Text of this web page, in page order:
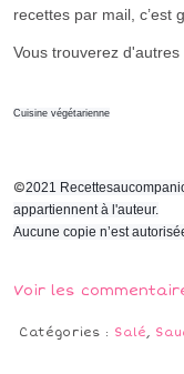
recettes par mail, c’est
Vous trouverez
Cuisine végétarienne
©2021
appartiennent à l'auteur.
Aucune copie n’est
Voir les
Catégories : Salé,